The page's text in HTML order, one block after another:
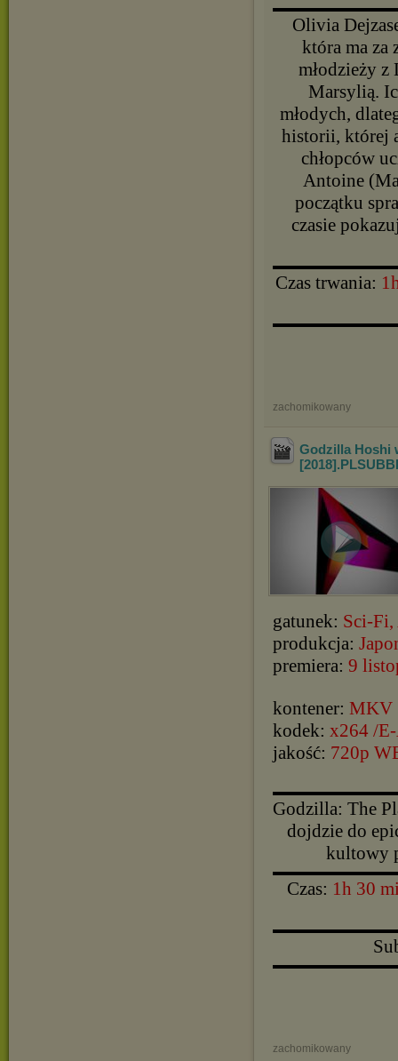
Olivia
która ma za
młodzieży z
Marsylią.
młodych,
historii, której
chłopców
Antoine
początku
czasie
Czas trwania:
zachomikowany
Godzilla Hoshi
gatunek: Sci-Fi,
produkcja:
premiera: 9
kontener: MKV
kodek: x264 /
jakość: 720p
Godzilla: The
dojdzie do
kultowy
Czas: 1h 30
zachomikowany